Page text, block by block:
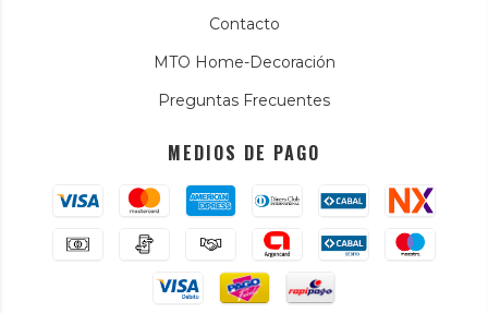
Contacto
MTO Home-Decoración
Preguntas Frecuentes
MEDIOS DE PAGO